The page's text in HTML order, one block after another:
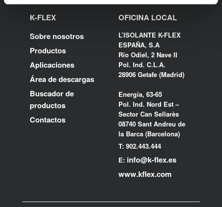
K-FLEX
Sobre nosotros
Productos
Aplicaciones
Área de descargas
Buscador de
productos
Contactos
OFICINA LOCAL
L’ISOLANTE K-FLEX
ESPAÑA, S.A
Río Odiel, 2 Nave II
Pol. Ind. C.L.A.
28906 Getafe (Madrid)
Energía, 63-65
Pol. Ind. Nord Est –
Sector Can Sellarès
08740 Sant Andreu de
la Barca (Barcelona)
T: 902.443.444
E: info@k-flex.es
www.kflex.com